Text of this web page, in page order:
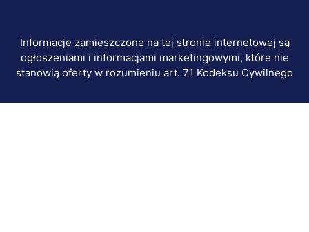
Informacje zamieszczone na tej stronie internetowej są
ogłoszeniami i informacjami marketingowymi, które nie
stanowią oferty w rozumieniu art. 71 Kodeksu Cywilnego